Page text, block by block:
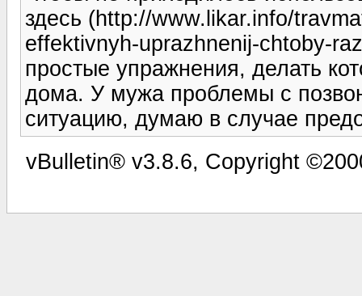
здесь (http://www.likar.info/
effektivnyh-uprazhnenij-chtoby-
простые упражнения, делать
дома. У мужа проблемы с
ситуацию, думаю в случае
vBulletin® v3.8.6, Copyright